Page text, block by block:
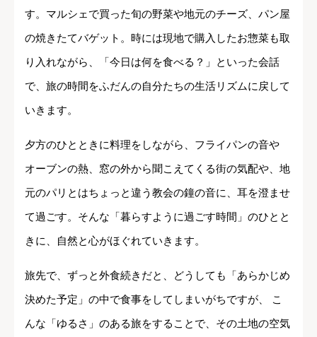
す。マルシェで買った旬の野菜や地元のチーズ、パン屋
の焼きたてバゲット。時には現地で購入したお惣菜も取
り入れながら、「今日は何を食べる？」といった会話
で、旅の時間をふだんの自分たちの生活リズムに戻して
いきます。
夕方のひとときに料理をしながら、フライパンの音や
オーブンの熱、窓の外から聞こえてくる街の気配や、地
元のパリとはちょっと違う教会の鐘の音に、耳を澄ませ
て過ごす。そんな「暮らすように過ごす時間」のひとと
きに、自然と心がほぐれていきます。
旅先で、ずっと外食続きだと、どうしても「あらかじめ
決めた予定」の中で食事をしてしまいがちですが、 こ
んな「ゆるさ」のある旅をすることで、その土地の空気